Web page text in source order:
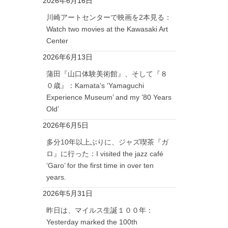
川崎アートセンターで映画を2本見る：
Watch two movies at the Kawasaki Art
Center
2026年6月13日
蒲田『山口体験美術館』、そして『８
０歳』：Kamata’s ‘Yamaguchi
Experience Museum’ and my ’80 Years
Old’
2026年6月5日
多分10年以上ぶりに、ジャズ喫茶『ガ
ロ』に行った：I visited the jazz café
‘Garo’ for the first time in over ten
years.
2026年5月31日
昨日は、マイルス生誕１００年：
Yesterday marked the 100th